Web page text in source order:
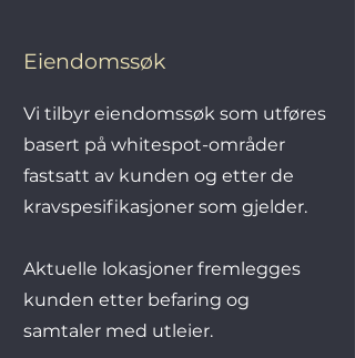
Eiendomssøk
Vi tilbyr eiendomssøk som utføres
basert på whitespot-områder
fastsatt av kunden og etter de
kravspesifikasjoner som gjelder.
Aktuelle lokasjoner fremlegges
kunden etter befaring og
samtaler med utleier.